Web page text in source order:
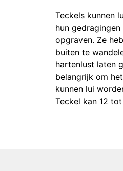
Teckels kunnen
hun
opgraven. Ze
buiten te
hartenlust laten
belangrijk om
kunnen lui
Teckel kan 12